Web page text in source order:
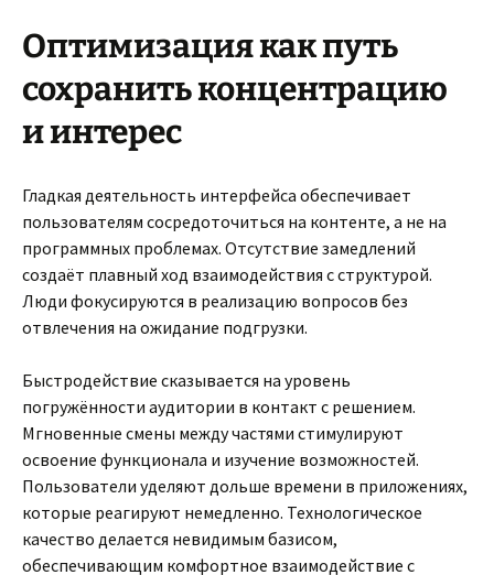
Оптимизация как путь
сохранить концентрацию
и интерес
Гладкая деятельность интерфейса обеспечивает
пользователям сосредоточиться на контенте, а не на
программных проблемах. Отсутствие замедлений
создаёт плавный ход взаимодействия с структурой.
Люди фокусируются в реализацию вопросов без
отвлечения на ожидание подгрузки.
Быстродействие сказывается на уровень
погружённости аудитории в контакт с решением.
Мгновенные смены между частями стимулируют
освоение функционала и изучение возможностей.
Пользователи уделяют дольше времени в приложениях,
которые реагируют немедленно. Технологическое
качество делается невидимым базисом,
обеспечивающим комфортное взаимодействие с